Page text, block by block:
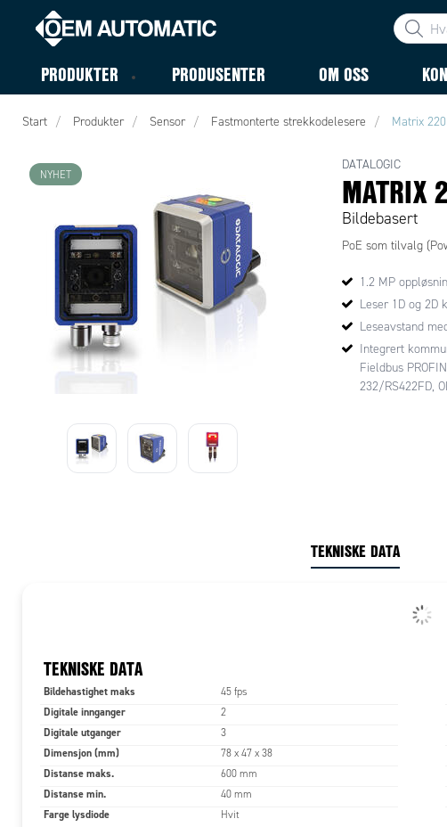
PRODUKTER PRODUSENTER OM OSS
Start Produkter Sensor Fastmonterte strekkodelesere Matrix 220
NYHET
DATALOGIC
MATRIX
Bildebasert
PoE som tilvalg
1.2 MP
Leser 1D og 2D
Leseavstand
Integrert
Fieldbus
232/RS422FD,
TEKNISKE DATA
TEKNISKE DATA
Bildehastighet maks 45 fps
Digitale innganger 2
Digitale utganger 3
Dimensjon (mm) 78 x 47 x 38
Distanse maks. 600 mm
Distanse min. 40 mm
Farge lysdiode Hvit